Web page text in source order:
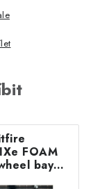
FOAM
bay